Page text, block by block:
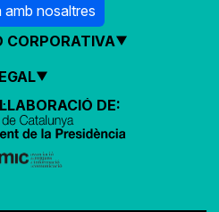
nosaltres
CORPORATIVA
DE: